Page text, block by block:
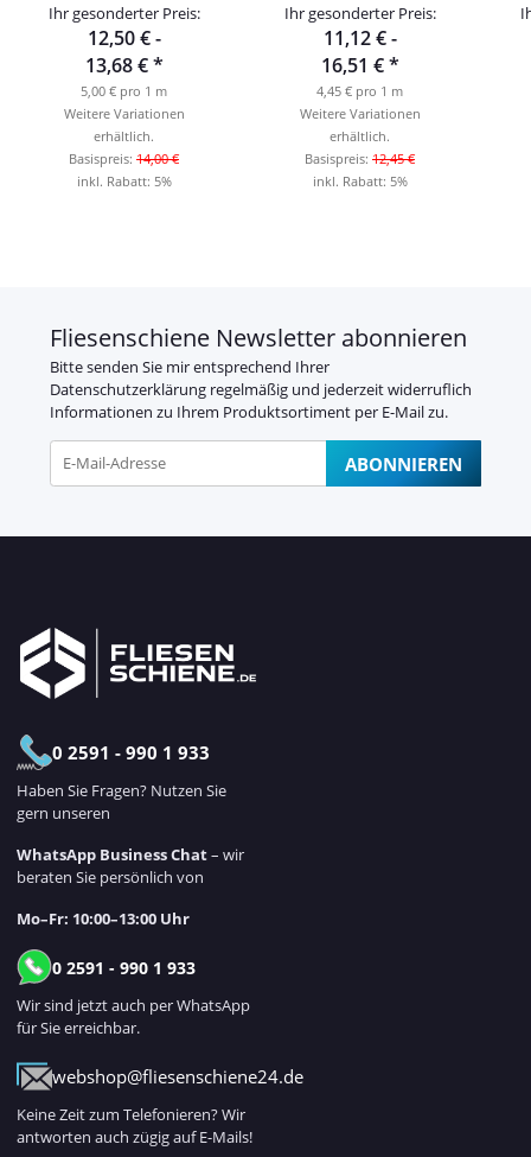
gebürstet 250cm
Ihr gesonderter Preis:
12,50 € -
13,68 €*
5,00 € pro 1 m
Weitere Variationen
erhältlich.
Basispreis: 14,00 €
inkl. Rabatt: 5%
gebürstet 250cm
Ihr gesonderter Preis:
11,12 € -
16,51 €*
4,45 € pro 1 m
Weitere Variationen
erhältlich.
Basispreis: 12,45 €
inkl. Rabatt: 5%
Fliesenschiene Newsletter abonnieren
Bitte senden Sie mir entsprechend Ihrer
Datenschutzerklärung regelmäßig und jederzeit widerruflich
Informationen zu Ihrem Produktsortiment per E-Mail zu.
ABONNIEREN
0 2591 - 990 1 933
Haben Sie Fragen? Nutzen Sie
gern unseren
WhatsApp Business Chat– wir
beraten Sie persönlich von
Mo–Fr: 10:00–13:00 Uhr
0 2591 - 990 1 933
Wir sind jetzt auch per WhatsApp
für Sie erreichbar.
webshop@fliesenschiene24.de
Keine Zeit zum Telefonieren? Wir
antworten auch zügig auf E-Mails!